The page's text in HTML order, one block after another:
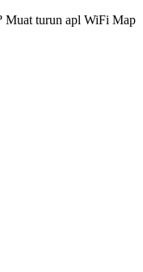
Muat turun apl WiFi Map